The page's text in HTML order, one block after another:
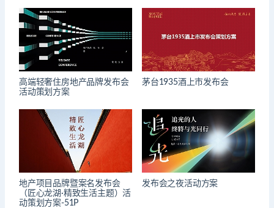
高端轻奢住房地产品牌发布会
活动策划方案
茅台1935酒上市发布会
地产项目品牌暨案名发布会
（匠心龙湖·精致生活主题）活
动策划方案-51P
发布会之夜活动方案